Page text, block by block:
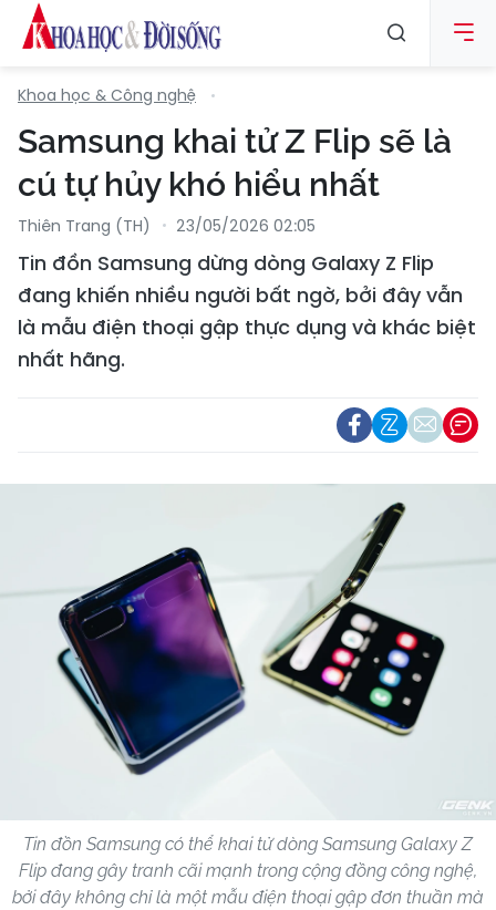
Khoa học & Công nghệ
Samsung khai tử Z Flip sẽ là
cú tự hủy khó hiểu nhất
Thiên Trang (TH) 23/05/2026 02:05
Tin đồn Samsung dừng dòng Galaxy Z Flip
đang khiến nhiều người bất ngờ, bởi đây vẫn
là mẫu điện thoại gập thực dụng và khác biệt
nhất hãng.
Tin đồn Samsung có thể khai tử dòng Samsung Galaxy Z
Flip đang gây tranh cãi mạnh trong cộng đồng công nghệ,
bởi đây không chỉ là một mẫu điện thoại gập đơn thuần mà